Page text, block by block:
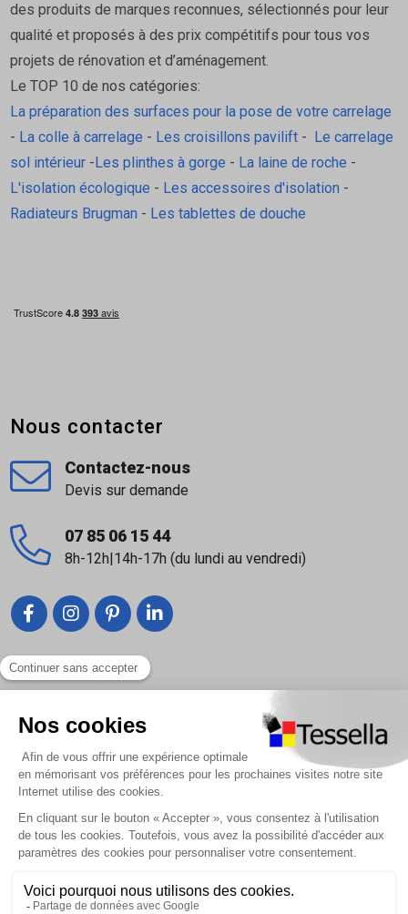
des produits de marques reconnues, sélectionnés pour leur
qualité et proposés à des prix compétitifs pour tous vos
projets de rénovation et d’aménagement.
Le TOP 10 de nos catégories:
La préparation des surfaces pour la pose de votre carrelage
- La colle à carrelage - Les croisillons pavilift- Le carrelage
sol intérieur-Les plinthes à gorge - La laine de roche -
L'isolation écologique - Les accessoires d'isolation -
Radiateurs Brugman - Les tablettes de douche
Liens utiles
Nous contacter
À propos
Paiement sécurisé
Livraison | Retour client
Nos tutos
Connexion / Inscription
Nous contacter
Contactez-nous
Devis sur demande
07 85 06 15 44
8h-12h|14h-17h (du lundi au vendredi)